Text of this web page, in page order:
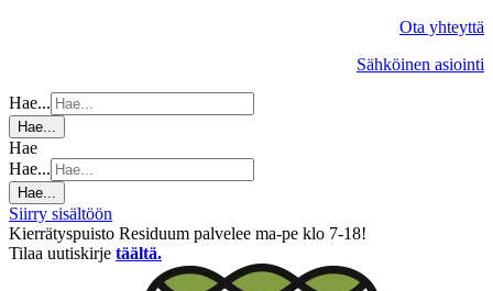
Ota yhteyttä
Sähköinen asiointi
Hae...
Hae...
Hae
Hae...
Hae...
Siirry sisältöön
Kierrätyspuisto Residuum palvelee ma-pe klo 7-18!
Tilaa uutiskirje täältä.